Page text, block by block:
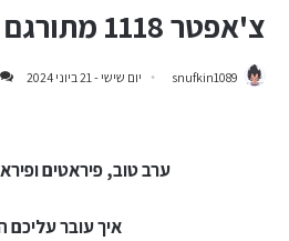
צ'אפטר 1118 מתורגם לעברית!
snufkin1089 יום שישי - 21 ביוני 2024
ערב טוב, פיראטים
איך עובר עליכם